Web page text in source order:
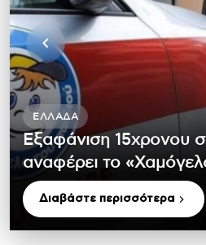
ΕΛΛΆΔΑ
Εξαφάνιση 15χρονου
αναφέρει το
Διαβάστε περισσότερα